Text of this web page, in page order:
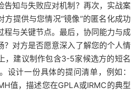
告知与失败应对机制？再次，实战案
方提供与您情况“镜像”的匿名化成功
程与关键节点。最后，协同能力与成
？对方是否愿意深入了解您的个人情
，建议制作包含3-5家候选方的短名
设计一份具体的提问清单，例如：
值，描述您在GPLA或IRMC的典型